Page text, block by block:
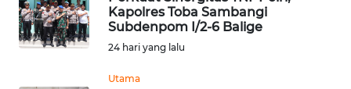
Kapolres Toba Sambangi
Subdenpom I/2-6 Balige
24 hari yang lalu
Utama
OLAHRAGA